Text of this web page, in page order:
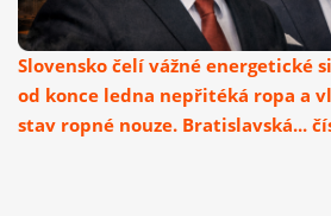
Slovensko čelí vážné energetické
od konce ledna nepřitéká ropa a
stav ropné nouze. Bratislavská...